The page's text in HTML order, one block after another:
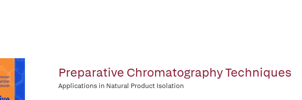
Preparative Chromatography Techniques
Applications in Natural Product Isolation